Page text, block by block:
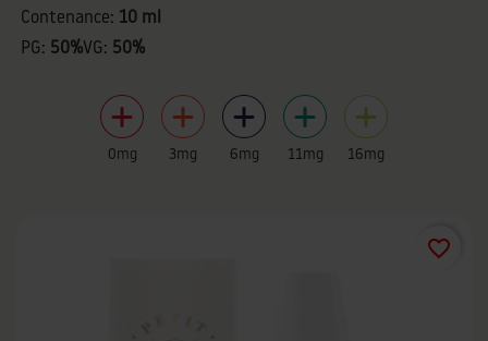
Contenance: 10 ml
PG: 50%VG: 50%
0mg 3mg 6mg 11mg 16mg
favorite_border